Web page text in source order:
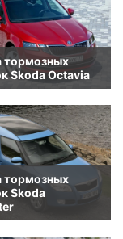
тормозных
Skoda Octavia
тормозных
Skoda